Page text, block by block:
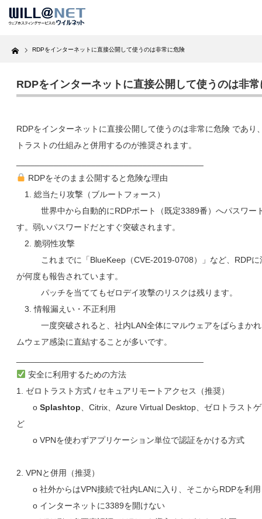
Home RDPをインターネットに直接公開して使うのは非常に危険
RDPをインターネットに直接公開して使うのは非
RDPをインターネットに直接公開して使うのは非常に危険 であり
トラストの仕組みと併用するのが推奨されます。
RDPをそのまま公開すると危険な理由
1. 総当たり攻撃（ブルートフォース）
世界中から自動的にRDPポート（既定3389番）へパスワー
す。弱いパスワードだとすぐ突破されます。
2. 脆弱性攻撃
これまでに「BlueKeep（CVE-2019-0708）」など、RDPに
が何度も報告されています。
パッチを当ててもゼロデイ攻撃のリスクは残ります。
3. 情報漏えい・不正利用
一度突破されると、社内LAN全体にマルウェアをばらまかれ
ムウェア感染に直結することが多いです。
安全に利用するための方法
1. ゼロトラスト方式 / セキュアリモートアクセス（推奨）
o Splashtop 、Citrix、Azure Virtual Desktop、ゼロトラスト
ど
o VPNを使わずアプリケーション単位で認証をかける方式
2. VPNと併用（推奨）
o 社外からはVPN接続で社内LANに入り、そこからRDPを利用
o インターネットに3389を開けない